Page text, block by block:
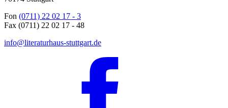
Fon (0711) 22 02 17 - 3
Fax (0711) 22 02 17 - 48
info@literaturhaus-stuttgart.de